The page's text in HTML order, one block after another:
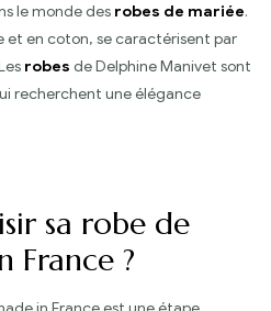
le monde des robes de mariée.
et en coton, se caractérisent par
robes de Delphine Manivet sont
recherchent une élégance
sa robe de
France ?